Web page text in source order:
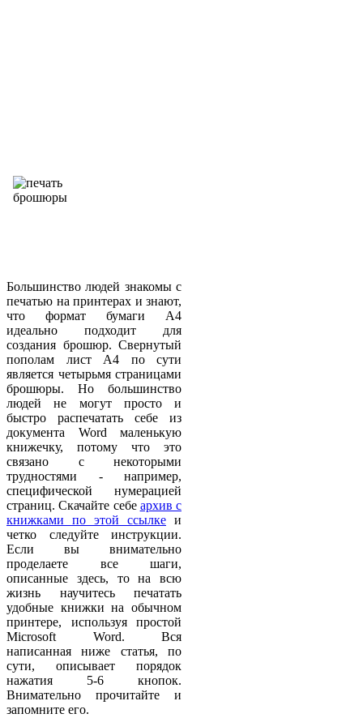
Большинство людей знакомы с
печатью на принтерах и знают,
что формат бумаги А4
идеально подходит для
создания брошюр. Свернутый
пополам лист А4 по сути
является четырьмя страницами
брошюры. Но большинство
людей не могут просто и
быстро распечатать себе из
документа Word маленькую
книжечку, потому что это
связано с некоторыми
трудностями - например,
специфической нумерацией
страниц. Скачайте себе архив с
книжками по этой ссылке и
четко следуйте инструкции.
Если вы внимательно
проделаете все шаги,
описанные здесь, то на всю
жизнь научитесь печатать
удобные книжки на обычном
принтере, используя простой
Microsoft Word. Вся
написанная ниже статья, по
сути, описывает порядок
нажатия 5-6 кнопок.
Внимательно прочитайте и
запомните его.